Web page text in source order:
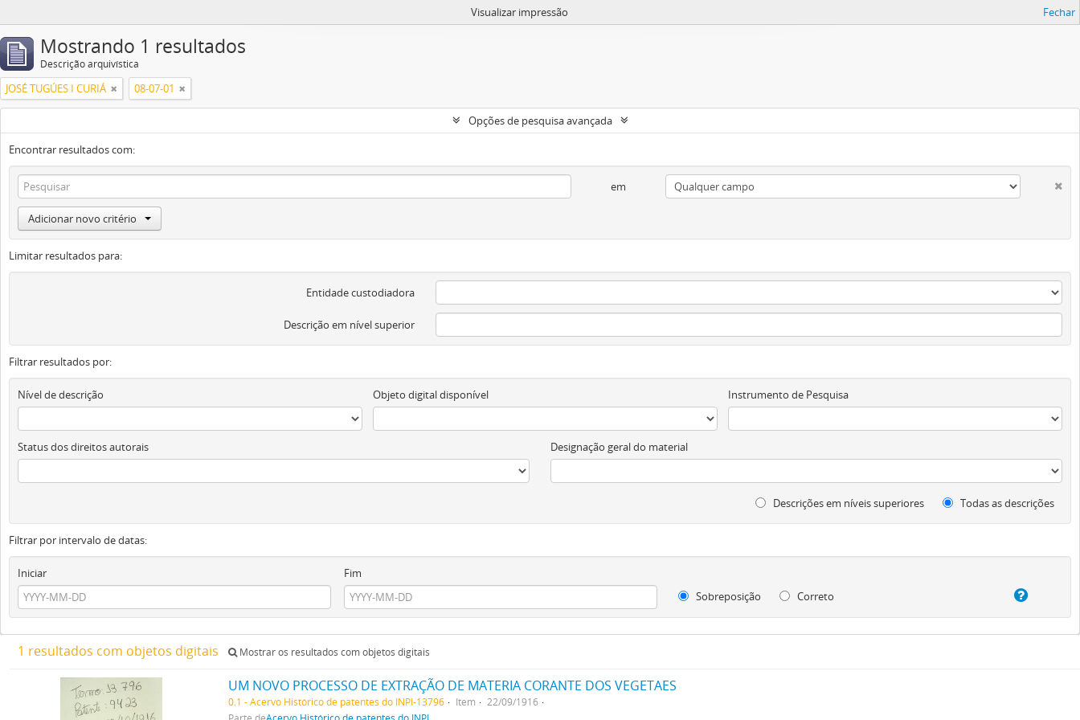
Visualizar impressão Fechar
Mostrando 1 resultados
Descrição arquivística
JOSÉ TUGÚES I CURIÁ 08-07-01
Opções de pesquisa avançada
Encontrar resultados com:
em
Adicionar novo critério
Limitar resultados para:
Entidade custodiadora
Descrição em nível superior
Filtrar resultados por:
Nível de descrição Objeto digital disponível Instrumento de Pesquisa
Status dos direitos autorais Designação geral do material
Descrições em níveis superiores Todas as descrições
Filtrar por intervalo de datas:
Iniciar
Fim
Sobreposição
Correto
1 resultados com objetos digitais Mostrar os resultados com objetos digitais
UM NOVO PROCESSO DE EXTRAÇÃO DE MATERIA CORANTE DOS VEGETAES
0.1 - Acervo Histórico de patentes do INPI-13796 Item
22/09/1916